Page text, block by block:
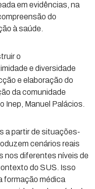
em evidências, na
do
à saúde.
o
e diversidade
e elaboração do
da comunidade
Inep, Manuel Palácios.
a partir de situações-
cenários reais
nos diferentes níveis de
do SUS. Isso
formação médica